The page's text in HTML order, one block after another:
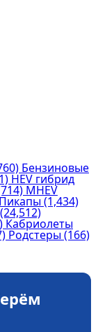
Бензиновые
HEV гибрид
MHEV
Пикапы(1,434)
(24,512)
Кабриолеты
Родстеры(166)